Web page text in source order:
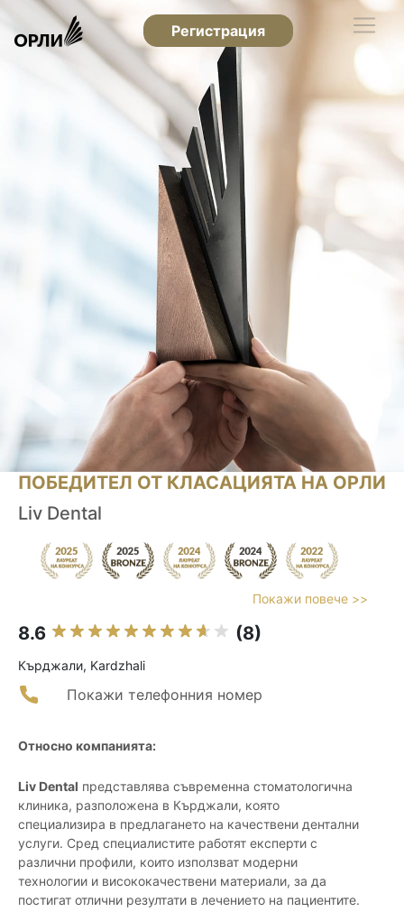
Регистрация
ПОБЕДИТЕЛ ОТ КЛАСАЦИЯТА НА ОРЛИ
Liv Dental
Покажи повече >>
8.6 (8)
Кърджали, Kardzhali
Покажи телефонния номер
Относно компанията:
Liv Dental представлява съвременна стоматологична
клиника, разположена в Кърджали, която
специализира в предлагането на качествени дентални
услуги. Сред специалистите работят експерти с
различни профили, които използват модерни
технологии и висококачествени материали, за да
постигат отлични резултати в лечението на пациентите.